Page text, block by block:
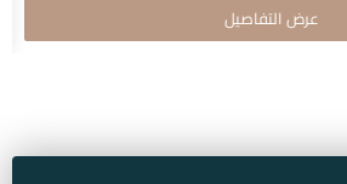
عرض التفاصيل